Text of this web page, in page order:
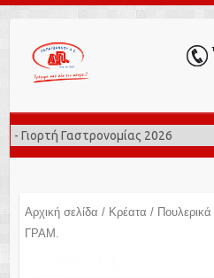
Αρχική σελίδα / Κρέατα / Πουλερικά
ΓΡΑΜ.